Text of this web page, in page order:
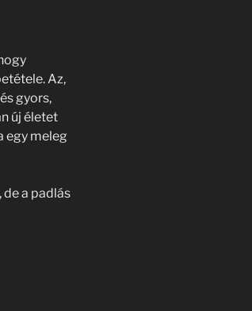
Az,
gyors,
új életet
egy meleg
a padlás